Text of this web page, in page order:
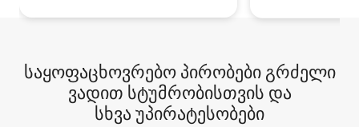
საყოფაცხოვრებო პირობები გრძელი
ვადით სტუმრობისთვის და
სხვა უპირატესობები